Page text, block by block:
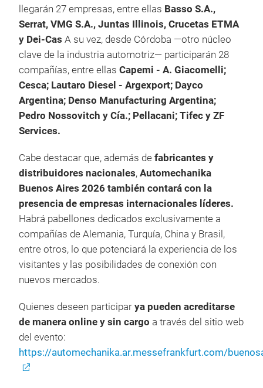
llegarán 27 empresas, entre ellas Basso S.A.,
Serrat, VMG S.A., Juntas Illinois, Crucetas ETMA
y Dei-Cas A su vez, desde Córdoba —otro núcleo
clave de la industria automotriz— participarán 28
compañías, entre ellas Capemi - A. Giacomelli;
Cesca; Lautaro Diesel - Argexport; Dayco
Argentina; Denso Manufacturing Argentina;
Pedro Nossovitch y Cía.; Pellacani; Tifec y ZF
Services.
Cabe destacar que, además de fabricantes y
distribuidores nacionales, Automechanika
Buenos Aires 2026 también contará con la
presencia de empresas internacionales líderes.
Habrá pabellones dedicados exclusivamente a
compañías de Alemania, Turquía, China y Brasil,
entre otros, lo que potenciará la experiencia de los
visitantes y las posibilidades de conexión con
nuevos mercados.
Quienes deseen participar ya pueden acreditarse
de manera online y sin cargo a través del sitio web
del evento:
https://automechanika.ar.messefrankfurt.com/